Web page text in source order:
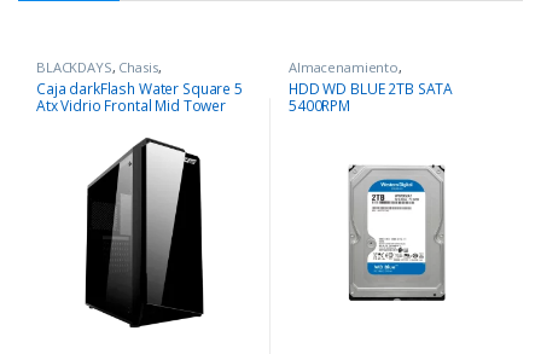
BLACKDAYS, Chasis,
COMPONENTES
Caja darkFlash Water Square 5
Atx Vidrio Frontal Mid Tower
Almacenamiento,
COMPONENTES
HDD WD BLUE 2TB SATA
5400RPM